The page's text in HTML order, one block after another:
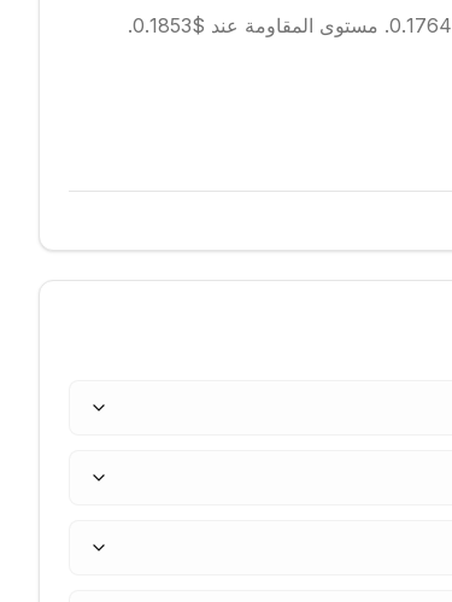
مستوى المقاومة عند $0.1853.